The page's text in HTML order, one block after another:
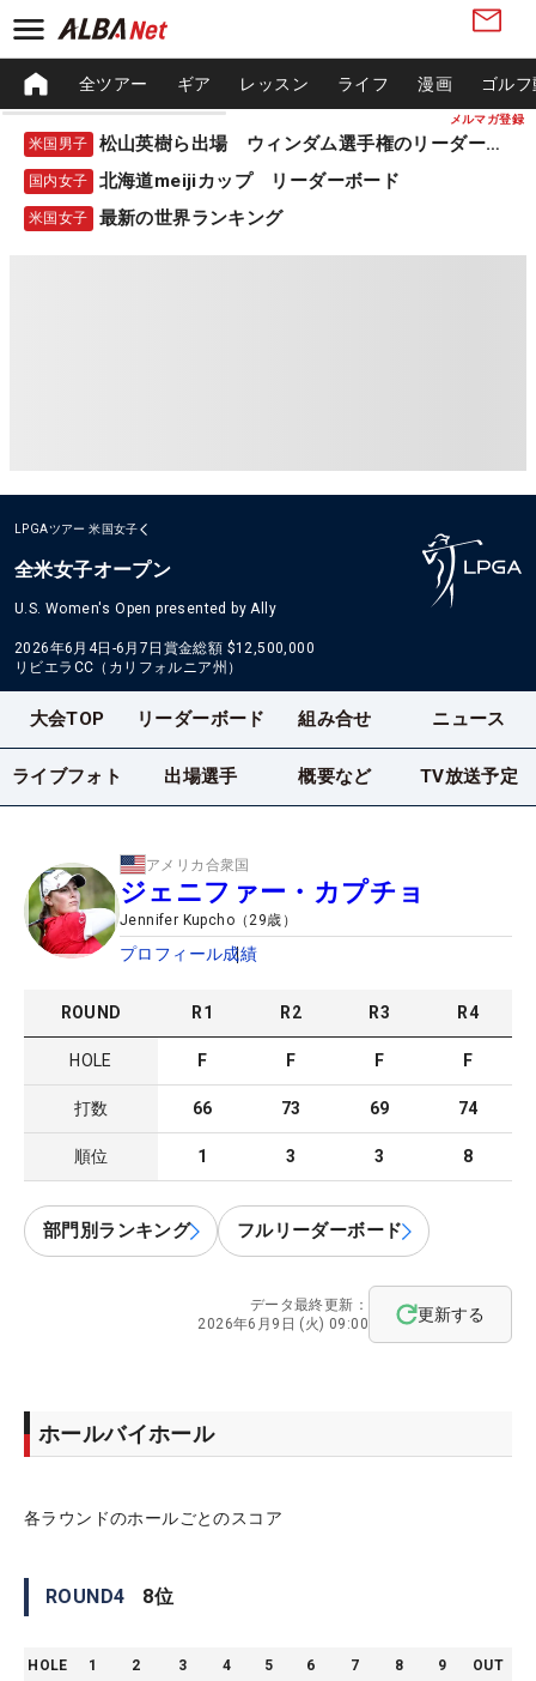
メルマガ登録
全ツアー ギア レッスン ライフ 漫画 ゴル
米国男子 松山英樹ら出場 ウィンダム選手権のリーダーボード
国内女子 北海道meijiカップ リーダーボード
米国女子 最新の世界ランキング
LPGAツアー 米国女子
全米女子オープン
U.S. Women's Open presented by Ally
2026年6月4日-6月7日 賞金総額 $12,500,000
リビエラCC（カリフォルニア州）
大会TOP リーダーボード 組み合せ ニュース
ライブフォト 出場選手 概要など TV放送予定
アメリカ合衆国
ジェニファー・カプチョ
Jennifer Kupcho （29歳）
プロフィール成績
ROUND R1 R2 R3 R4
HOLE F F F F
打数 66 73 69 74
順位 1 3 3 8
部門別ランキング フルリーダーボード
データ最終更新：
2026年6月9日 (火) 09:00
更新する
ホールバイホール
各ラウンドのホールごとのスコア
ROUND4 8位
HOLE 1 2 3 4 5 6 7 8 9 OUT